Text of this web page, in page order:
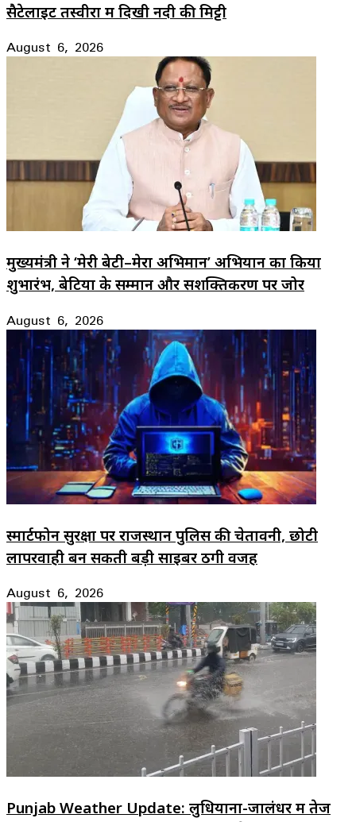
सैटेलाइट तस्वीरों में दिखी नदी की मिट्टी
August 6, 2026
मुख्यमंत्री ने ‘मेरी बेटी–मेरा अभिमान’ अभियान का किया
शुभारंभ, बेटियों के सम्मान और सशक्तिकरण पर जोर
August 6, 2026
स्मार्टफोन सुरक्षा पर राजस्थान पुलिस की चेतावनी, छोटी
लापरवाही बन सकती बड़ी साइबर ठगी वजह
August 6, 2026
Punjab Weather Update: लुधियाना-जालंधर में तेज